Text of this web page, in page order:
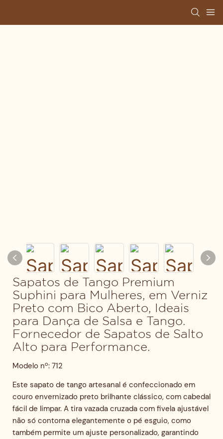
Sapatos de Tango Premium
Suphini para Mulheres, em Verniz
Preto com Bico Aberto, Ideais
para Dança de Salsa e Tango.
Fornecedor de Sapatos de Salto
Alto para Performance.
Modelo nº: 712
Este sapato de tango artesanal é confeccionado em
couro envernizado preto brilhante clássico, com cabedal
fácil de limpar. A tira vazada cruzada com fivela ajustável
não só contorna elegantemente o pé esguio, como
também permite um ajuste personalizado, garantindo